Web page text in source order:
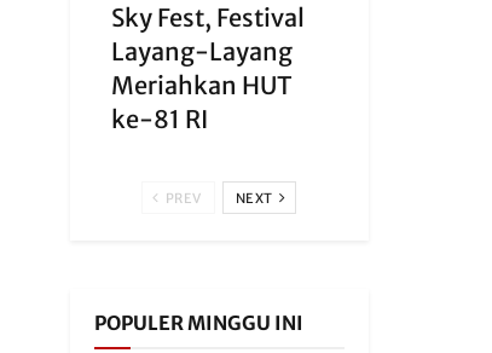
Sky Fest, Festival
Layang-Layang
Meriahkan HUT
ke-81 RI
PREV NEXT
POPULER MINGGU INI